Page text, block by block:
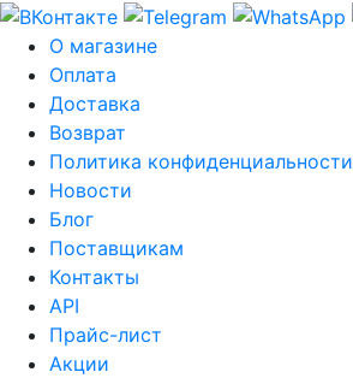
О магазине
Оплата
Доставка
Возврат
Политика конфиденциальности
Новости
Блог
Поставщикам
Контакты
API
Прайс-лист
Акции